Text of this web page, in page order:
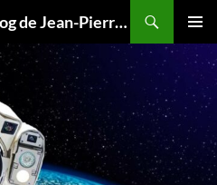
LUMINESCIENCES : le blog de Jean-Pierre LUMINET, astrophysicien